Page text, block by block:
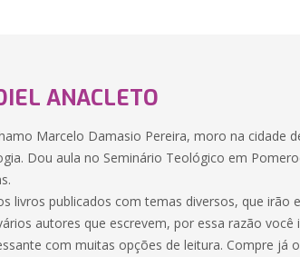
ANACLETO
Marcelo Damasio Pereira, moro na cidade
Dou aula no Seminário Teológico em
livros publicados com temas diversos, que irão
autores que escrevem, por essa razão
com muitas opções de leitura. Compre já